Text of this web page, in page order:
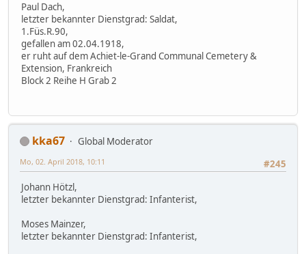
Paul Dach,
letzter bekannter Dienstgrad: Saldat,
1.Füs.R.90,
gefallen am 02.04.1918,
er ruht auf dem Achiet-le-Grand Communal Cemetery &
Extension, Frankreich
Block 2 Reihe H Grab 2
kka67
Global Moderator
#245
Mo, 02. April 2018, 10:11
Johann Hötzl,
letzter bekannter Dienstgrad: Infanterist,
Moses Mainzer,
letzter bekannter Dienstgrad: Infanterist,